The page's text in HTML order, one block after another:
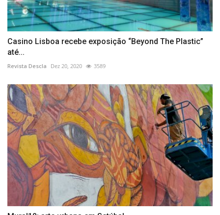
Casino Lisboa recebe exposição “Beyond The Plastic”
até...
Revista Descla Dez 20, 2020 3589